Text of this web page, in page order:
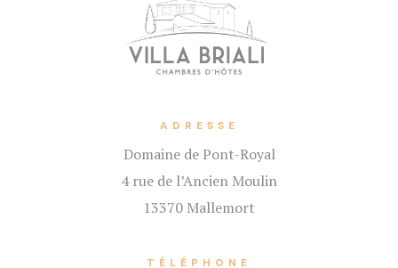
ADRESSE
Domaine de Pont-Royal
4 rue de l’Ancien Moulin
13370 Mallemort
TÉLÉPHONE